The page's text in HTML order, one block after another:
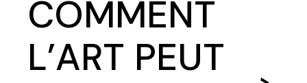
COMMENT
L’ART PEUT